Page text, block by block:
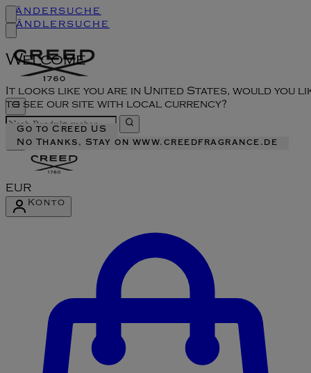
Welcome
It looks like you are in United States, would you
to see our site with local currency?
Go to Creed US
No Thanks, Stay on www.creedfragrance.de
Ländersuche
Händlersuche
EUR
Konto